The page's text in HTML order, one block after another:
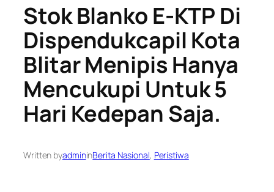
Stok Blanko E-KTP Di
Dispendukcapil Kota
Blitar Menipis Hanya
Mencukupi Untuk 5
Hari Kedepan Saja.
Written byadmininBerita Nasional, Peristiwa